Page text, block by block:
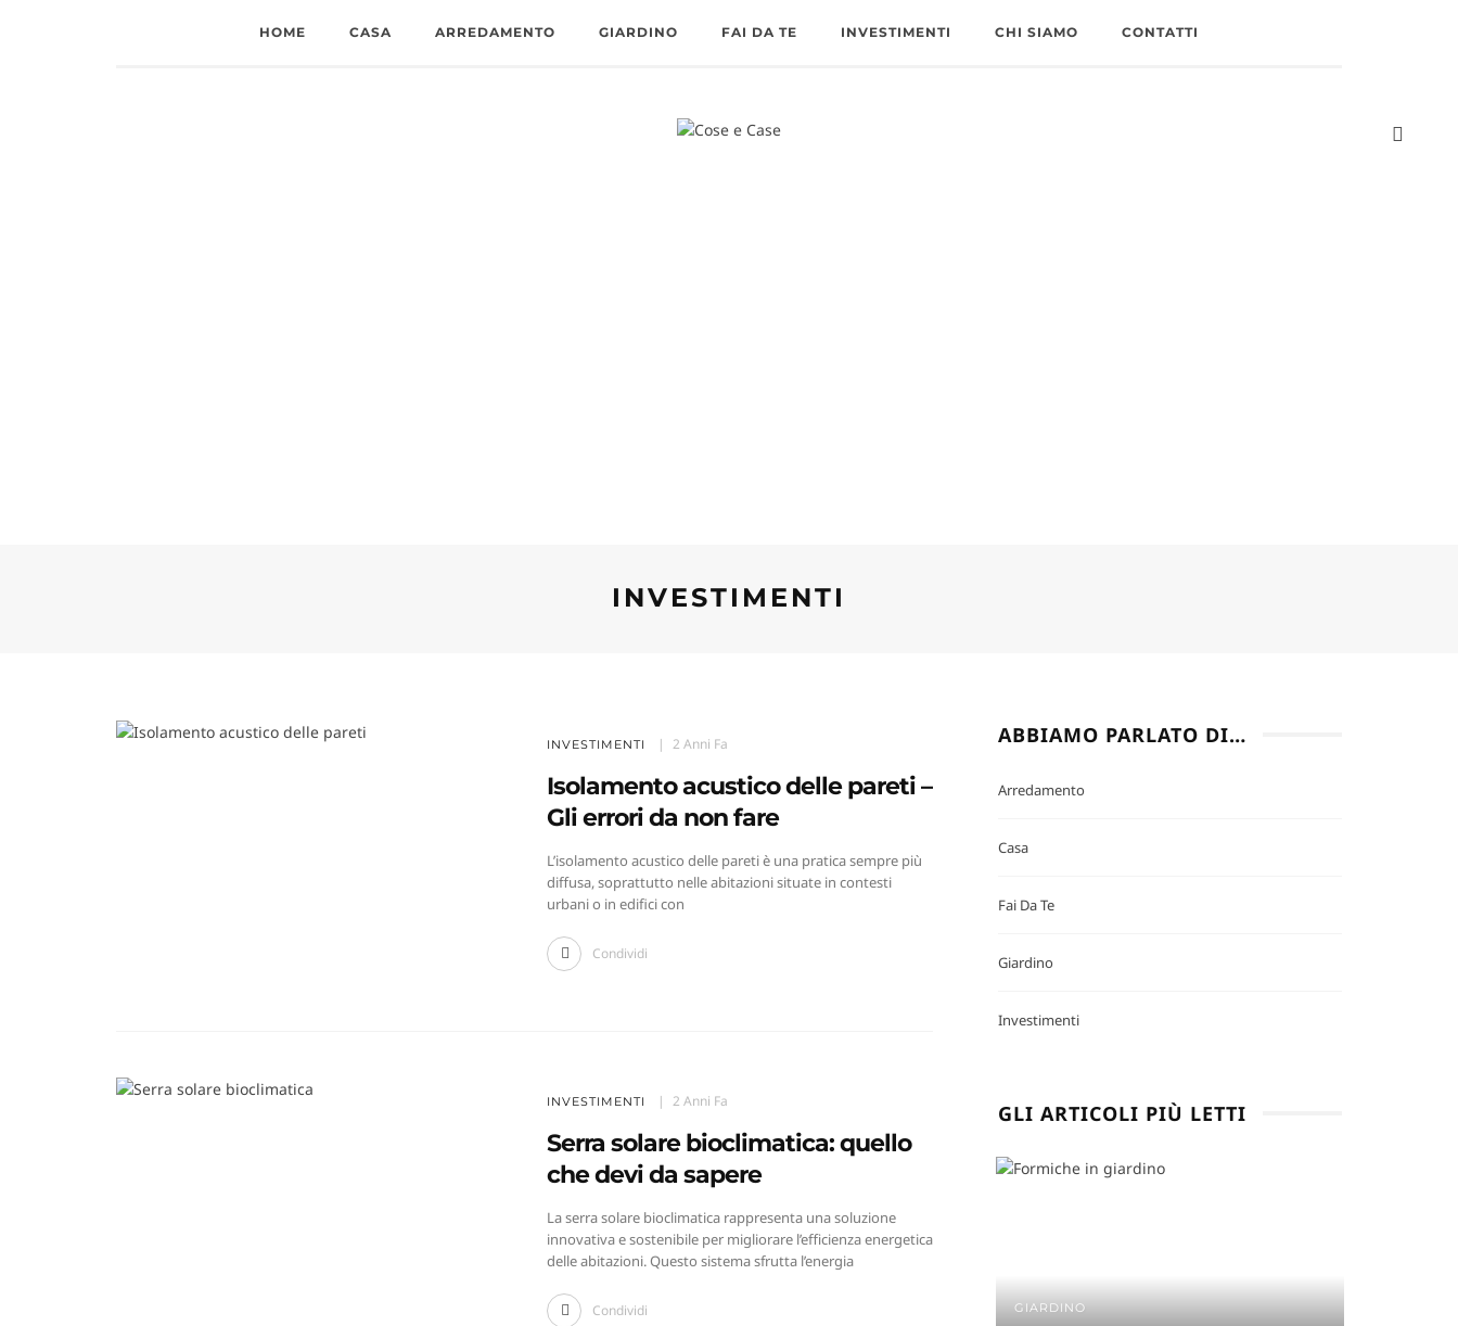
HOME CASA ARREDAMENTO GIARDINO FAI DA TE INVESTIMENTI CHI SIAMO CONTATTI
INVESTIMENTI
INVESTIMENTI 2 Anni Fa
Isolamento acustico delle pareti –
Gli errori da non fare
L’isolamento acustico delle pareti è una pratica sempre più
diffusa, soprattutto nelle abitazioni situate in contesti
urbani o in edifici con
Condividi
INVESTIMENTI 2 Anni Fa
Serra solare bioclimatica: quello
che devi da sapere
La serra solare bioclimatica rappresenta una soluzione
innovativa e sostenibile per migliorare l’efficienza energetica
delle abitazioni. Questo sistema sfrutta l’energia
Condividi
ABBIAMO PARLATO DI…
Arredamento
Casa
Fai Da Te
Giardino
Investimenti
GLI ARTICOLI PIÙ LETTI
GIARDINO